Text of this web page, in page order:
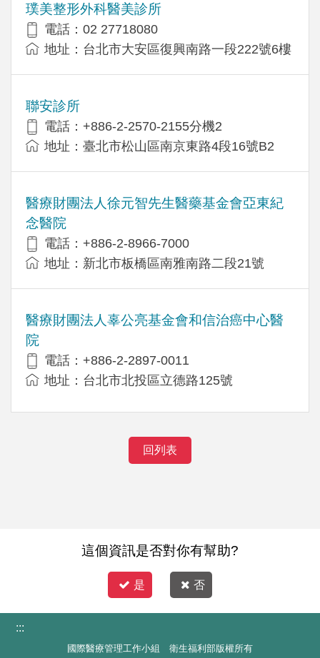
璞美整形外科醫美診所
電話：02 27718080
地址：台北市大安區復興南路一段222號6樓
聯安診所
電話：+886-2-2570-2155分機2
地址：臺北市松山區南京東路4段16號B2
醫療財團法人徐元智先生醫藥基金會亞東紀
念醫院
電話：+886-2-8966-7000
地址：新北市板橋區南雅南路二段21號
醫療財團法人辜公亮基金會和信治癌中心醫
院
電話：+886-2-2897-0011
地址：台北市北投區立德路125號
回列表
這個資訊是否對你有幫助?
是 否
:::
國際醫療管理工作小組 衛生福利部版權所有